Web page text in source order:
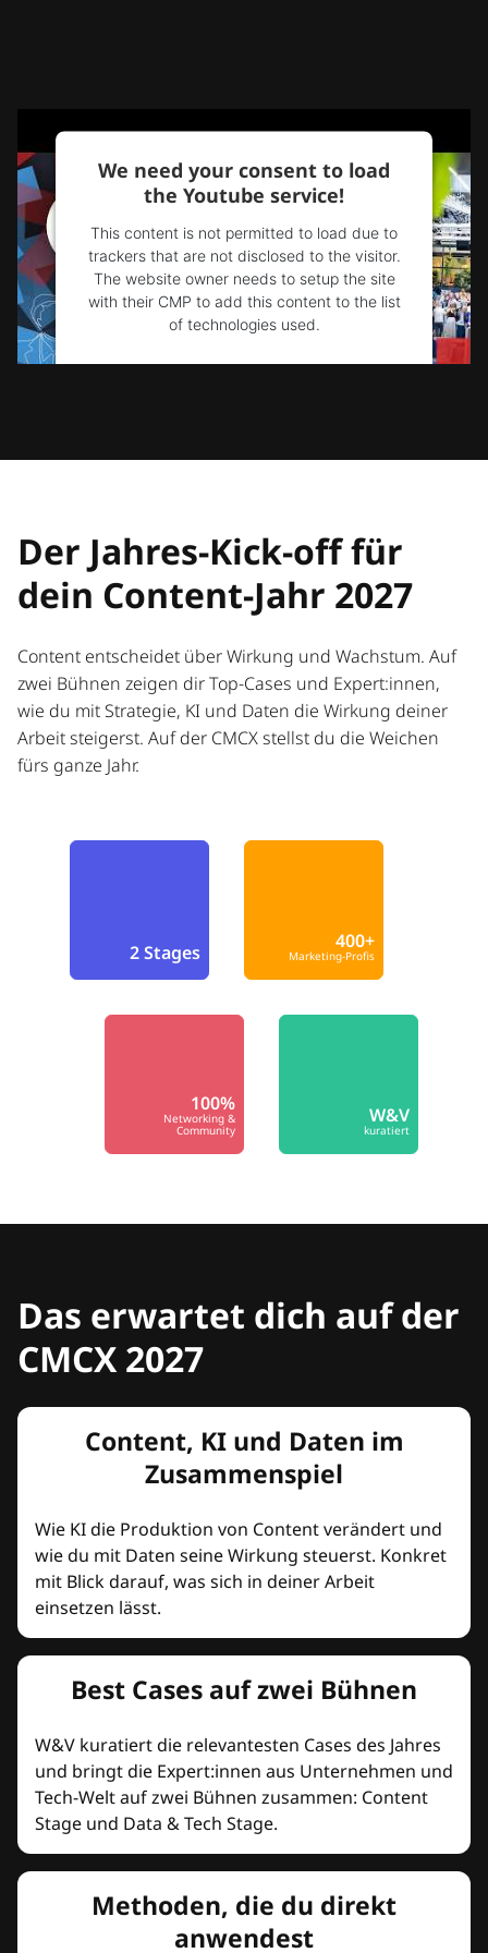
We need your consent to load
the Youtube service!
This content is not permitted to load due to
trackers that are not disclosed to the visitor.
The website owner needs to setup the site
with their CMP to add this content to the list
of technologies used.
Powered byUsercentrics Consent
Der Jahres-Kick-off für
dein Content-Jahr 2027
Content entscheidet über Wirkung und Wachstum. Auf
zwei Bühnen zeigen dir Top-Cases und Expert:innen,
wie du mit Strategie, KI und Daten die Wirkung deiner
Arbeit steigerst. Auf der CMCX stellst du die Weichen
fürs ganze Jahr.
2 Stages 400+
Marketing-Profis
100%
Networking &
Community
W&V
kuratiert
Das erwartet dich auf der
CMCX 2027
Content, KI und Daten im
Zusammenspiel
Wie KI die Produktion von Content verändert und
wie du mit Daten seine Wirkung steuerst. Konkret
mit Blick darauf, was sich in deiner Arbeit
einsetzen lässt.
Best Cases auf zwei Bühnen
W&V kuratiert die relevantesten Cases des Jahres
und bringt die Expert:innen aus Unternehmen und
Tech-Welt auf zwei Bühnen zusammen: Content
Stage und Data & Tech Stage.
Methoden, die du direkt
anwendest